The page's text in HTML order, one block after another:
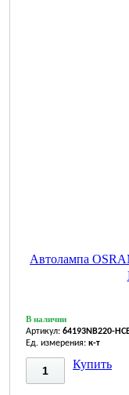
Автолампа
В наличии
Артикул: 64193NB220-
Ед. измерения: к-т
Купить